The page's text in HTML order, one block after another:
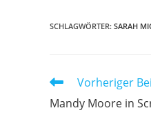
SCHLAGWÖRTER: SARAH
Weitere
ansehen
Vorheriger
Mandy Moore in